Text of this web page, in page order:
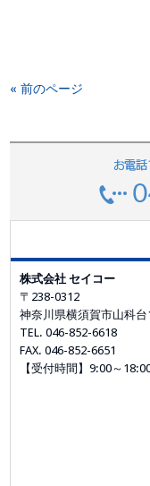
« 前のページ
株式会社 セイコー
〒238-0312
神奈川県横須賀市山科台
TEL. 046-852-6618
FAX. 046-852-6651
【受付時間】9:00～